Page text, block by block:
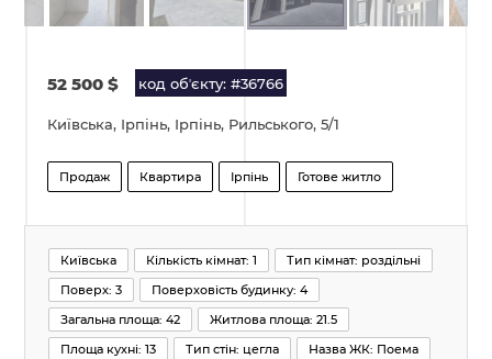
52 500 $ код обʼєкту: #36766
Київська, Ірпінь, Ірпінь, Рильського, 5/1
Продаж Квартира Ірпінь Готове житло
Київська Кількість кімнат: 1
Тип кімнат: роздільні
Поверх: 3
Поверховість будинку: 4
Загальна площа: 42
Житлова площа: 21.5
Площа кухні: 13
Тип стін: цегла
Назва ЖК: Поема